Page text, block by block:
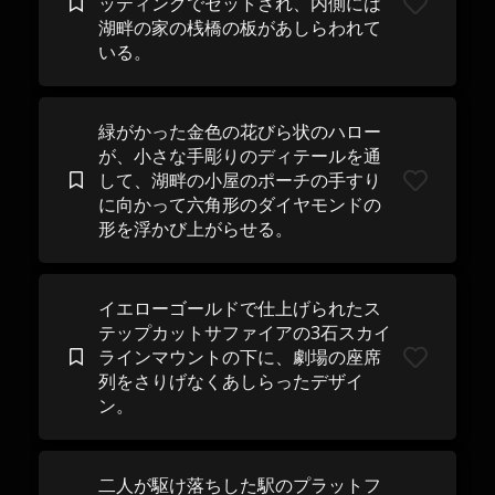
湖畔の家の桟橋の板があしらわれて
いる。
緑がかった金色の花びら状のハロー
が、小さな手彫りのディテールを通
して、湖畔の小屋のポーチの手すり
に向かって六角形のダイヤモンドの
形を浮かび上がらせる。
イエローゴールドで仕上げられたス
テップカットサファイアの3石スカイ
ラインマウントの下に、劇場の座席
列をさりげなくあしらったデザイ
ン。
二人が駆け落ちした駅のプラットフ